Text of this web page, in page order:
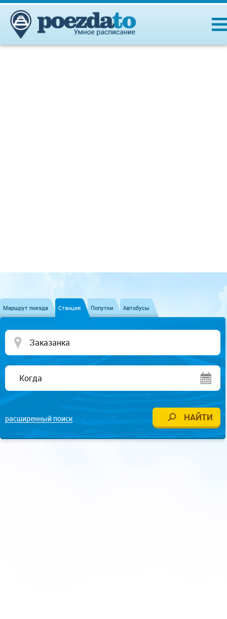
Маршрут поезда Станция Попутки Автобусы
расширенный поиск